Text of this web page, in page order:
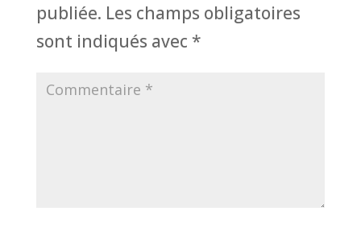
publiée. Les champs obligatoires
sont indiqués avec *